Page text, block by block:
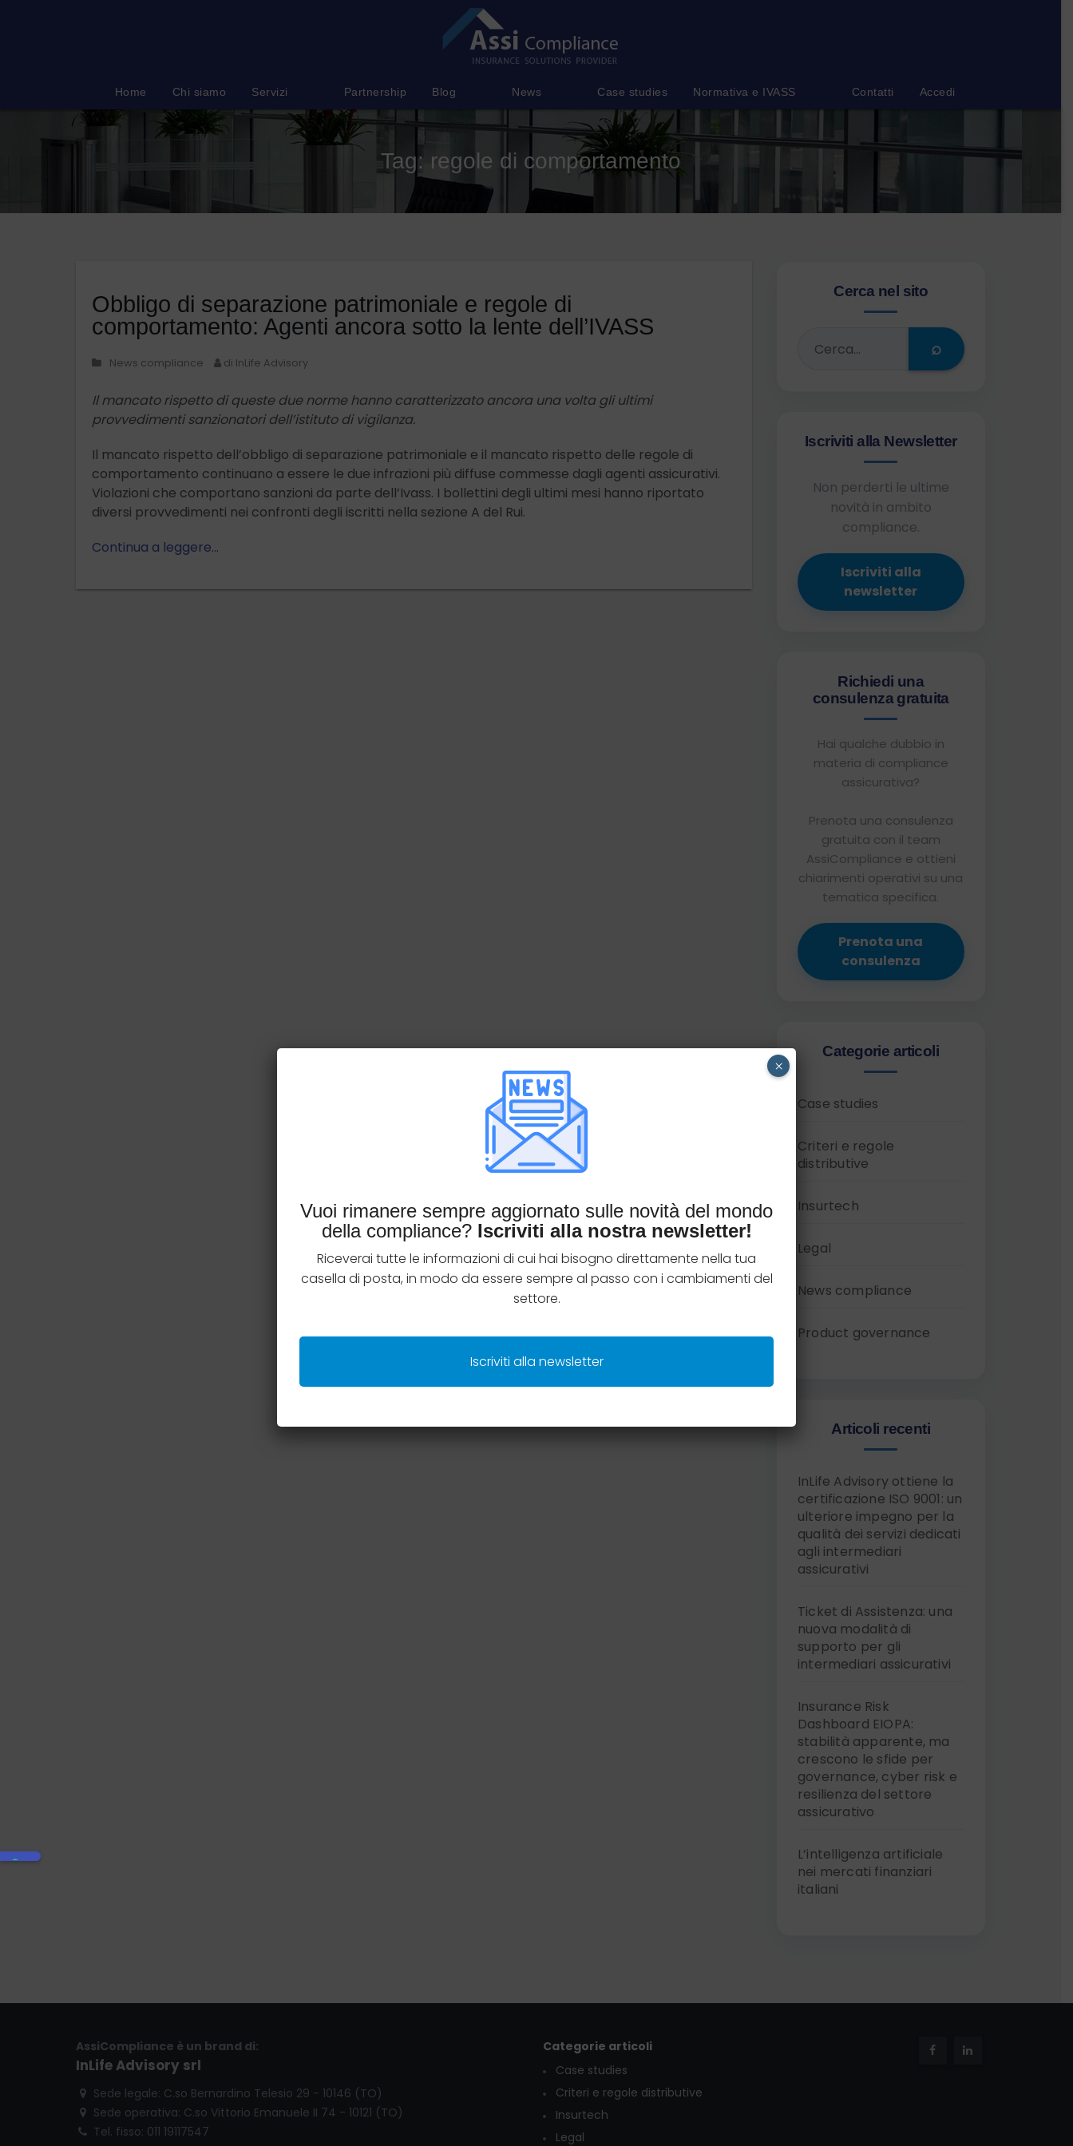
Home Chi siamo Servizi Partnership Blog News Case studies Normativa e IVASS Contatti Accedi
Tag: regole di comportamento
Obbligo di separazione patrimoniale e regole di
comportamento: Agenti ancora sotto la lente dell’IVASS
News compliance di InLife Advisory
Il mancato rispetto di queste due norme hanno caratterizzato ancora una volta gli ultimi
provvedimenti sanzionatori dell’istituto di vigilanza.
Il mancato rispetto dell’obbligo di separazione patrimoniale e il mancato rispetto delle regole di
comportamento continuano a essere le due infrazioni più diffuse commesse dagli agenti assicurativi.
Violazioni che comportano sanzioni da parte dell’Ivass. I bollettini degli ultimi mesi hanno riportato
diversi provvedimenti nei confronti degli iscritti nella sezione A del Rui.
Continua a leggere…
Cerca nel sito
⌕
Iscriviti alla Newsletter
Non perderti le ultime
novità in ambito
compliance.
Iscriviti alla
newsletter
Richiedi una
consulenza gratuita
Hai qualche dubbio in
materia di compliance
assicurativa?
Prenota una consulenza
gratuita con il team
AssiCompliance e ottieni
chiarimenti operativi su una
tematica specifica.
Prenota una
consulenza
Categorie articoli
Case studies
Criteri e regole
distributive
Insurtech
Legal
News compliance
Product governance
Articoli recenti
InLife Advisory ottiene la
certificazione ISO 9001: un
ulteriore impegno per la
qualità dei servizi dedicati
agli intermediari
assicurativi
Ticket di Assistenza: una
nuova modalità di
supporto per gli
intermediari assicurativi
Insurance Risk
Dashboard EIOPA:
stabilità apparente, ma
crescono le sfide per
governance, cyber risk e
resilienza del settore
assicurativo
L’intelligenza artificiale
nei mercati finanziari
italiani
AssiCompliance è un brand di:
InLife Advisory srl
Sede legale: C.so Bernardino Telesio 29 - 10146 (TO)
Sede operativa: C.so Vittorio Emanuele II 74 - 10121 (TO)
Tel. fisso: 011 19117547
Categorie articoli
Case studies
Criteri e regole distributive
Insurtech
Legal
Vuoi rimanere sempre aggiornato sulle novità del mondo
della compliance? Iscriviti alla nostra newsletter!
Riceverai tutte le informazioni di cui hai bisogno direttamente nella tua
casella di posta, in modo da essere sempre al passo con i cambiamenti del
settore.
Iscriviti alla newsletter
×